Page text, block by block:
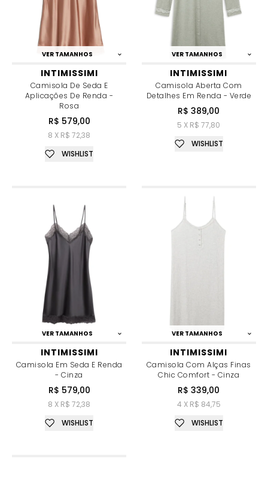
VER TAMANHOS
INTIMISSIMI
Camisola De Seda E
Aplicações De Renda -
Rosa
R$ 579,00
8 X R$ 72,38
WISHLIST
VER TAMANHOS
INTIMISSIMI
Camisola Aberta Com
Detalhes Em Renda - Verde
R$ 389,00
5 X R$ 77,80
WISHLIST
VER TAMANHOS
INTIMISSIMI
Camisola Em Seda E Renda
- Cinza
R$ 579,00
8 X R$ 72,38
WISHLIST
VER TAMANHOS
INTIMISSIMI
Camisola Com Alças Finas
Chic Comfort - Cinza
R$ 339,00
4 X R$ 84,75
WISHLIST